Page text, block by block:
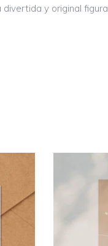
divertida y original